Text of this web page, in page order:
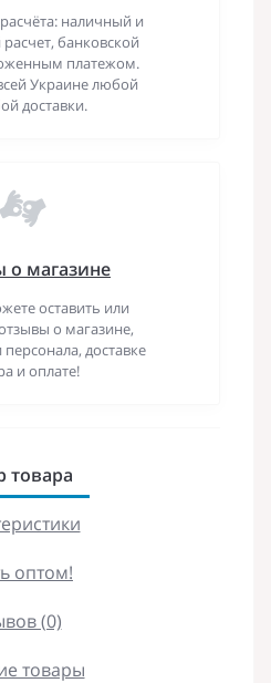
наличный и
банковской
платежом.
Украине любой
доставки.
о магазине
оставить или
о магазине,
доставке
и оплате!
товара
оптом!
(0)
товары